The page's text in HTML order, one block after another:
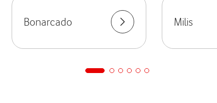
Bonarcado Milis